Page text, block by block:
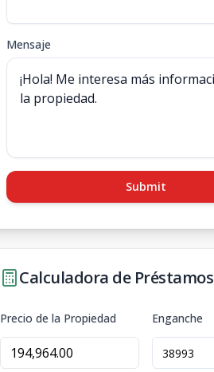
Mensaje
Submit
Calculadora de Préstamos
Precio de la Propiedad Enganche